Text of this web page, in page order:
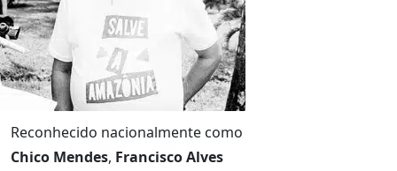
Reconhecido nacionalmente como
Chico Mendes, Francisco Alves